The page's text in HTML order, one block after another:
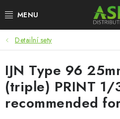
na
WARHAMMER
ASK PRODUKTY
NOVINKY
Detailní sety
IJN Type 96
(triple) PRINT 1/
recommended